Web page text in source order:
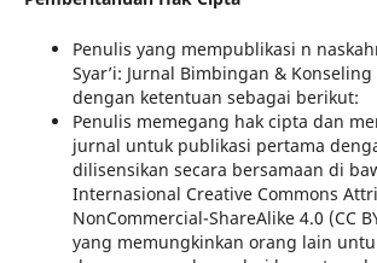
Penulis yang mempublikasi n
Syar’i: Jurnal Bimbingan &
dengan ketentuan sebagai berikut:
Penulis memegang hak cipta dan
jurnal untuk publikasi pertama
dilisensikan secara bersamaan di
Internasional Creative Commons
NonCommercial-ShareAlike 4.0 (CC
yang memungkinkan orang lain